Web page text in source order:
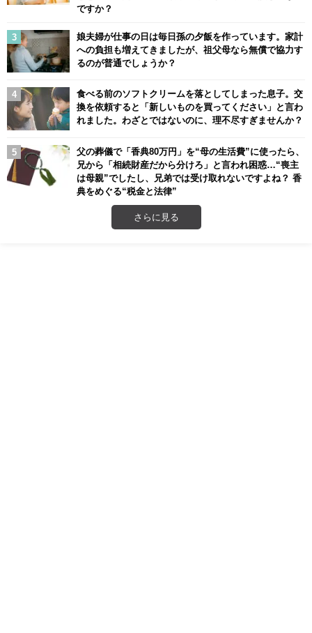
ですか？
娘夫婦が仕事の日は毎日孫の夕飯を作っています。家計
への負担も増えてきましたが、祖父母なら無償で協力す
るのが普通でしょうか？
食べる前のソフトクリームを落としてしまった息子。交
換を依頼すると「新しいものを買ってください」と言わ
れました。わざとではないのに、理不尽すぎませんか？
父の葬儀で「香典80万円」を“母の生活費”に使ったら、
兄から「相続財産だから分けろ」と言われ困惑…“喪主
は母親”でしたし、兄弟では受け取れないですよね？ 香
典をめぐる“税金と法律”
さらに見る